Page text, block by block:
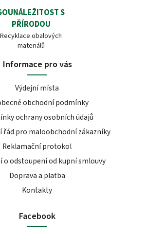
S
PŘÍRODOU
Recyklace obalových
materiálů
Informace pro vás
Výdejní místa
obchodní podmínky
ochrany osobních údajů
řád pro maloobchodní zákazníky
Reklamační protokol
o odstoupení od kupní smlouvy
Doprava a platba
Kontakty
Facebook